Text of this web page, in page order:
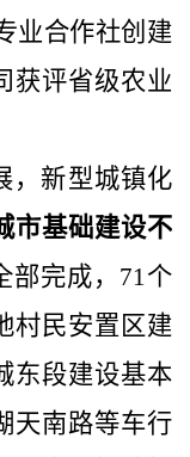
业合作社创建
获评省级农业
，新型城镇化
市基础建设不
完成， 71个
村民安置区建
东段建设基本
天南路等车行